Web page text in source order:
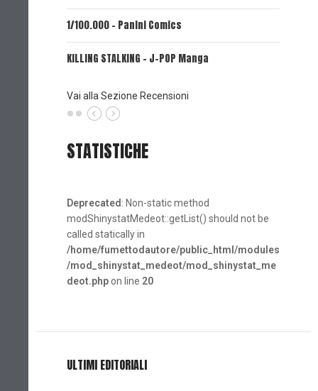
1/100.000 - Panini Comics
KILLING STALKING - J-POP Manga
Vai alla Sezione Recensioni
STATISTICHE
Deprecated : Non-static method
modShinystatMedeot::getList() should not be
called statically in
/home/fumettodautore/public_html/modules
/mod_shinystat_medeot/mod_shinystat_me
deot.phpon line 20
ULTIMI EDITORIALI